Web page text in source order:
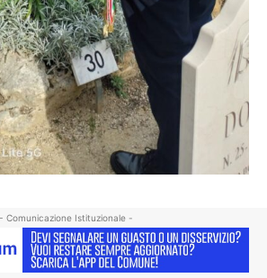
- Comunicazione Istituzionale -